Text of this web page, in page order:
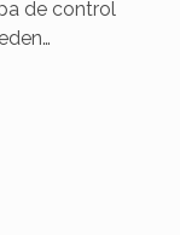
de control